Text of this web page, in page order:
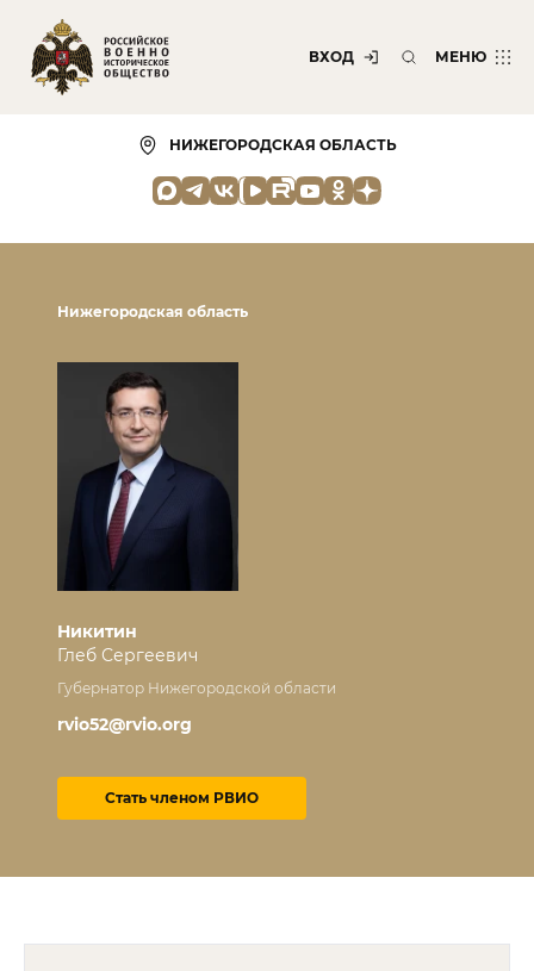
ВХОД МЕНЮ
НИЖЕГОРОДСКАЯ ОБЛАСТЬ
Нижегородская область
Никитин
Глеб Сергеевич
Губернатор Нижегородской области
rvio52@rvio.org
Стать членом РВИО